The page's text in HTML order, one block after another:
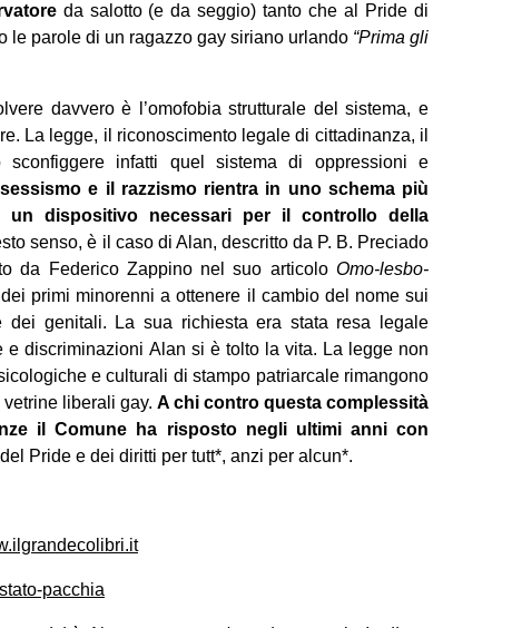
da salotto (e da seggio) tanto che al Pride di
le parole di un ragazzo gay siriano urlando “Prima gli
davvero è l’omofobia strutturale del sistema, e
La legge, il riconoscimento legale di cittadinanza, il
infatti quel sistema di oppressioni e
sessismo e il razzismo rientra in uno schema più
un dispositivo necessari per il controllo della
senso, è il caso di Alan, descritto da P. B. Preciado
da Federico Zappino nel suo articoloOmo-lesbo-
primi minorenni a ottenere il cambio del nome sui
dei genitali. La sua richiesta era stata resa legale
discriminazioni Alan si è tolto la vita. La legge non
e culturali di stampo patriarcale rimangono
liberali gay. A chi contro questa complessità
il Comune ha risposto negli ultimi anni con
Pride e dei diritti per tutt*, anzi per alcun*.
pacchia